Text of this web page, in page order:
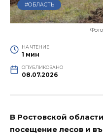
#ОБЛАСТЬ
НА ЧТЕНИЕ
1 мин
ОПУБЛИКОВАНО
08.07.2026
В Ростовской
посещение лесов и